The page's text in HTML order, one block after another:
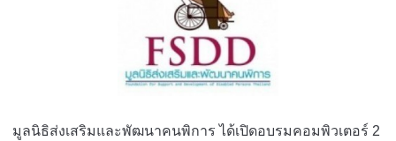
มูลนิธิส่งเสริมและพัฒนาคนพิการ ได้เปิดอบรมคอมพิวเตอร์ 2